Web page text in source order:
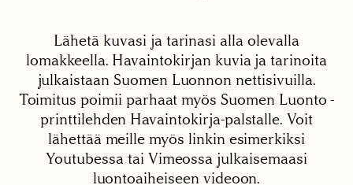
Lähetä kuvasi ja tarinasi alla olevalla
lomakkeella. Havaintokirjan kuvia ja tarinoita
julkaistaan Suomen Luonnon nettisivuilla.
Toimitus poimii parhaat myös Suomen Luonto -
printtilehden Havaintokirja-palstalle. Voit
lähettää meille myös linkin esimerkiksi
Youtubessa tai Vimeossa julkaisemaasi
luontoaiheiseen videoon.